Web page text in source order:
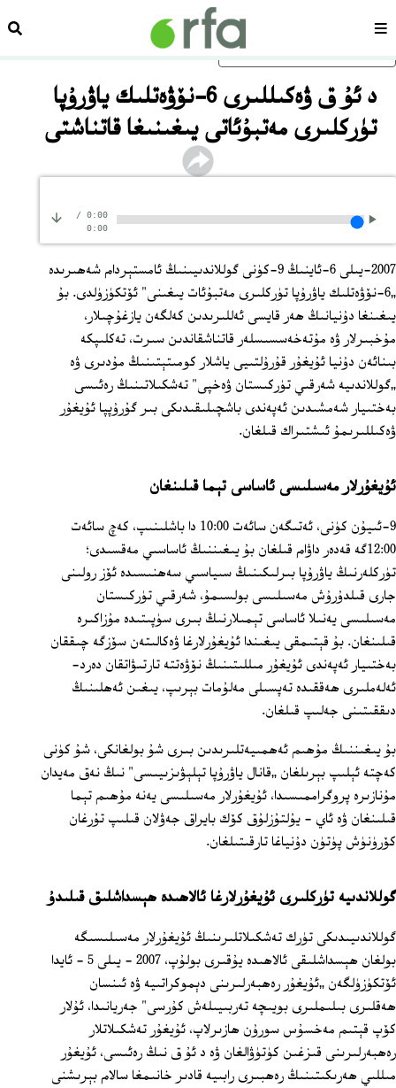
ئاساسلىق مەزمۇنغا ئاتلاڭسەھىپە
د ئۇ ق ۋەكىللىرى 6-نۆۋەتلىك ياۋرۇپا
تۈركلىرى مەتبۇئاتى يىغىنىغا قاتناشتى
0:00
/
0:00
2007-يىلى 6-ئاينىڭ 9-كۈنى گوللاندىيىنىڭ ئامستېردام شەھىرىدە
„6-نۆۋەتلىك ياۋرۇپا تۈركلىرى مەتبۇئات يىغىنى" ئۆتكۈزۈلدى. بۇ
يىغىنغا دۇنيانىڭ ھەر قايسى ئەللىرىدىن كەلگەن يازغۇچىلار،
مۇخبىرلار ۋە مۇتەخەسسىسلەر قاتناشقاندىن سىرت، تەكلىپكە
بىنائەن دۇنيا ئۇيغۇر قۇرۇلتىيى ياشلار كومىتېتىنىڭ مۇدىرى ۋە
„گوللاندىيە شەرقىي تۈركىستان ۋەخپى" تەشكىلاتىنىڭ رەئىسى
بەختىيار شەمشىدىن ئەپەندى باشچىلىقىدىكى بىر گۇرۇپپا ئۇيغۇر
ۋەكىللىرىمۇ ئىشتىراك قىلغان.
ئۇيغۇرلار مەسىلىسى ئاساسى تېما قىلىنغان
9-ئىيۇن كۈنى، ئەتىگەن سائەت 10:00 دا باشلىنىپ، كەچ سائەت
12:00گە قەدەر داۋام قىلغان بۇ يىغىننىڭ ئاساسىي مەقسىدى؛
تۈركلەرنىڭ ياۋرۇپا بىرلىكىنىڭ سىياسىي سەھنىسىدە ئۆز رولىنى
جارى قىلدۇرۇش مەسىلىسى بولسىمۇ، شەرقىي تۈركىستان
مەسىلىسى يەنىلا ئاساسى تېمىلارنىڭ بىرى سۈپىتىدە مۇزاكىرە
قىلىنغان. بۇ قېتىمقى يىغىندا ئۇيغۇرلارغا ۋەكالىتەن سۆزگە چىققان
بەختىيار ئەپەندى ئۇيغۇر مىللىتىنىڭ نۆۋەتتە تارتىۋاتقان دەرد-
ئەلەملىرى ھەققىدە تەپسىلى مەلۇمات بېرىپ، يىغىن ئەھلىنىڭ
دىققىتىنى جەلىپ قىلغان.
بۇ يىغىننىڭ مۇھىم ئەھمىيەتلىرىدىن بىرى شۇ بولغانكى، شۇ كۈنى
كەچتە ئېلىپ بېرىلغان „قانال ياۋرۇپا تېلېۋىزىيىسى" نىڭ نەق مەيدان
مۇنازىرە پروگراممىسىدا، ئۇيغۇرلار مەسىلىسى يەنە مۇھىم تېما
قىلىنغان ۋە ئاي - يۇلتۇزلۇق كۆك بايراق جەۋلان قىلىپ تۇرغان
كۆرۈنۈش پۈتۈن دۇنياغا تارقىتىلغان.
گوللاندىيە تۈركلىرى ئۇيغۇرلارغا ئالاھىدە ھېسداشلىق قىلىدۇ
گوللاندىيىدىكى تۈرك تەشكىلاتلىرىنىڭ ئۇيغۇرلار مەسىلىسىگە
بولغان ھېسداشلىقى ئالاھىدە يۇقىرى بولۇپ، 2007 - يىلى 5 - ئايدا
ئۆتكۈزۈلگەن „ئۇيغۇر رەھبەرلىرىنى دېموكراتىيە ۋە ئىنسان
ھەقلىرى بىلىملىرى بويىچە تەربىيىلەش كۇرسى" جەريانىدا، ئۇلار
كۆپ قېتىم مەخسۇس سورۇن ھازىرلاپ، ئۇيغۇر تەشكىلاتلار
رەھبەرلىرىنى قىزغىن كۈتۈۋالغان ۋە د ئۇ ق نىڭ رەئىسى، ئۇيغۇر
مىللىي ھەرىكىتىنىڭ رەھبىرى رابىيە قادىر خانىمغا سالام بېرىشنى